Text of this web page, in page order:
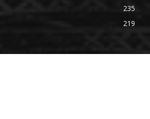
235
219